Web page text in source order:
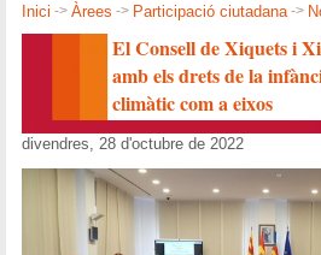
Inici ->Àrees -> Participació ciutadana->
El Consell de Xiquets i
amb els drets de la
climàtic com a eixos
divendres, 28 d'octubre de 2022